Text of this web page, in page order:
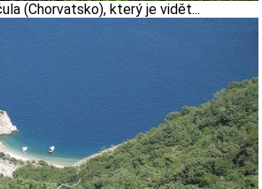
(Chorvatsko), který je vidět...